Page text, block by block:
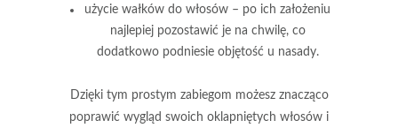
użycie wałków do włosów – po ich założeniu
najlepiej pozostawić je na chwilę, co
dodatkowo podniesie objętość u nasady.
Dzięki tym prostym zabiegom możesz znacząco
poprawić wygląd swoich oklapniętych włosów i